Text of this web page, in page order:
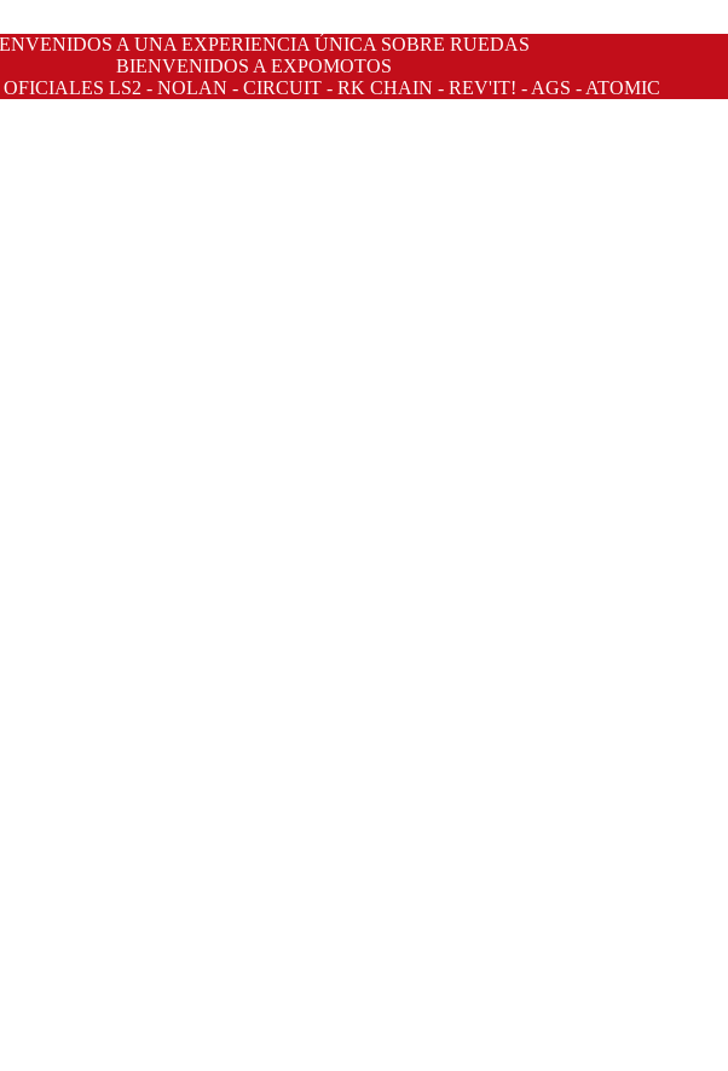
A UNA EXPERIENCIA ÚNICA SOBRE RUEDAS
BIENVENIDOS A EXPOMOTOS
OFICIALES LS2 - NOLAN - CIRCUIT - RK CHAIN - REV'IT! - AGS - ATOMIC